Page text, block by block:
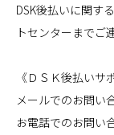
DSK後払いに関す
トセンターまでご
《ＤＳＫ後払いサ
メールでのお問い
お電話でのお問い